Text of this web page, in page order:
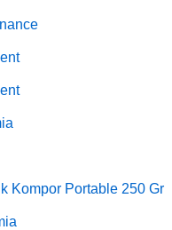
Kompor Portable 250 Gr